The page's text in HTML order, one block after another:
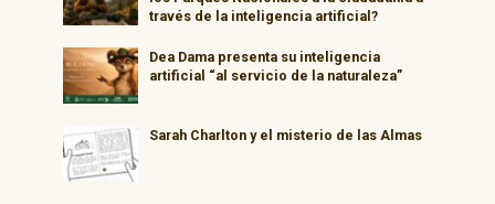
través de la inteligencia artificial?
Dea Dama presenta su inteligencia
artificial “al servicio de la naturaleza”
Sarah Charlton y el misterio de las Almas